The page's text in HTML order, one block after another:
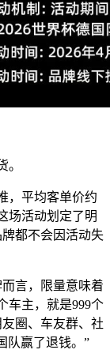
。
，平均客单价约
场活动划定了明
都不会因活动失
言，限量意味着
车主，就是999个
圈、车友群、社
队赢了退钱。”